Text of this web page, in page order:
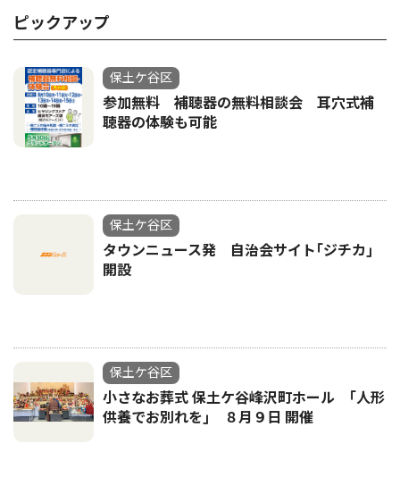
ピックアップ
保土ケ谷区
参加無料 補聴器の無料相談会 耳穴式補
聴器の体験も可能
保土ケ谷区
タウンニュース発 自治会サイト｢ジチカ｣
開設
保土ケ谷区
小さなお葬式 保土ケ谷峰沢町ホール ｢人形
供養でお別れを｣ ８月９日 開催